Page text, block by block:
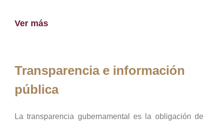
Ver más
Transparencia e información
pública
La transparencia gubernamental es la obligación de